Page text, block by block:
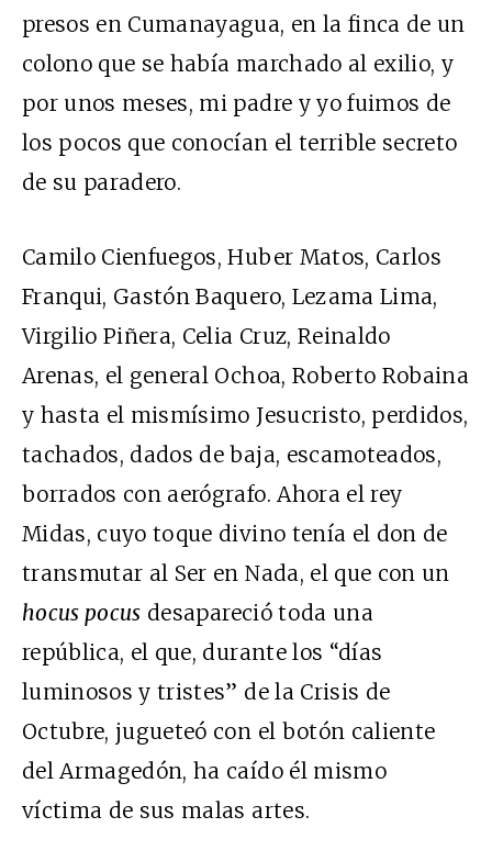
presos en Cumanayagua, en la finca de un
colono que se había marchado al exilio, y
por unos meses, mi padre y yo fuimos de
los pocos que conocían el terrible secreto
de su paradero.
Camilo Cienfuegos, Huber Matos, Carlos
Franqui, Gastón Baquero, Lezama Lima,
Virgilio Piñera, Celia Cruz, Reinaldo
Arenas, el general Ochoa, Roberto Robaina
y hasta el mismísimo Jesucristo, perdidos,
tachados, dados de baja, escamoteados,
borrados con aerógrafo. Ahora el rey
Midas, cuyo toque divino tenía el don de
transmutar al Ser en Nada, el que con un
hocus pocus desapareció toda una
república, el que, durante los “días
luminosos y tristes” de la Crisis de
Octubre, jugueteó con el botón caliente
del Armagedón, ha caído él mismo
víctima de sus malas artes.